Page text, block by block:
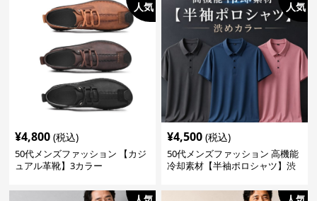
人気
¥4,800 (税込)
50代メンズファッション 【カジ
ュアル革靴】3カラー
人気
¥4,500 (税込)
50代メンズファッション 高機能
冷却素材【半袖ポロシャツ】渋